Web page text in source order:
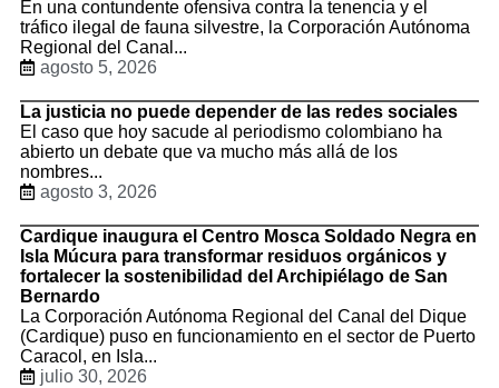
En una contundente ofensiva contra la tenencia y el
tráfico ilegal de fauna silvestre, la Corporación Autónoma
Regional del Canal...
agosto 5, 2026
La justicia no puede depender de las redes sociales
El caso que hoy sacude al periodismo colombiano ha
abierto un debate que va mucho más allá de los
nombres...
agosto 3, 2026
Cardique inaugura el Centro Mosca Soldado Negra en
Isla Múcura para transformar residuos orgánicos y
fortalecer la sostenibilidad del Archipiélago de San
Bernardo
La Corporación Autónoma Regional del Canal del Dique
(Cardique) puso en funcionamiento en el sector de Puerto
Caracol, en Isla...
julio 30, 2026